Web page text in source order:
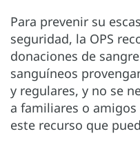
Para prevenir su
seguridad, la OPS
donaciones de
sanguíneos
y regulares, y no se
a familiares o
este recurso que